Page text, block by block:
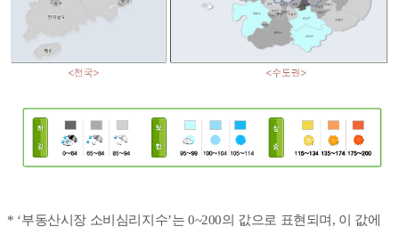
* ‘부동산시장 소비심리지수’는 0~200의 값으로 표현되며, 이 값에